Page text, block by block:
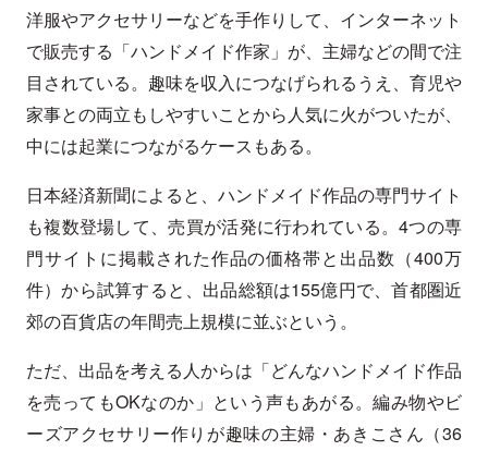
洋服やアクセサリーなどを手作りして、インターネット
で販売する「ハンドメイド作家」が、主婦などの間で注
目されている。趣味を収入につなげられるうえ、育児や
家事との両立もしやすいことから人気に火がついたが、
中には起業につながるケースもある。
日本経済新聞によると、ハンドメイド作品の専門サイト
も複数登場して、売買が活発に行われている。4つの専
門サイトに掲載された作品の価格帯と出品数（400万
件）から試算すると、出品総額は155億円で、首都圏近
郊の百貨店の年間売上規模に並ぶという。
ただ、出品を考える人からは「どんなハンドメイド作品
を売ってもOKなのか」という声もあがる。編み物やビ
ーズアクセサリー作りが趣味の主婦・あきこさん（36